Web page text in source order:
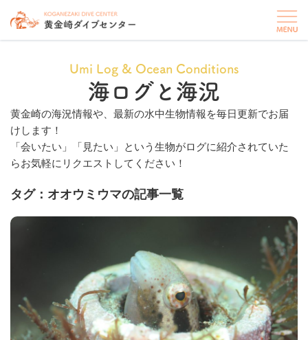
Umi Log & Ocean Conditions
海ログと海況
黄金崎の海況情報や、最新の水中生物情報を毎日更新でお届
けします！
「会いたい」「見たい」という生物がログに紹介されていた
らお気軽にリクエストしてください！
タグ：オオウミウマの記事一覧